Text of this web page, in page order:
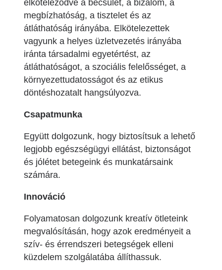
elköteleződve a becsület, a bizalom, a
megbízhatóság, a tisztelet és az
átláthatóság irányába. Elkötelezettek
vagyunk a helyes üzletvezetés irányába
iránta társadalmi egyetértést, az
átláthatóságot, a szociális felelősséget, a
környezettudatosságot és az etikus
döntéshozatalt hangsúlyozva.
Csapatmunka
Együtt dolgozunk, hogy biztosítsuk a lehető
legjobb egészségügyi ellátást, biztonságot
és jólétet betegeink és munkatársaink
számára.
Innováció
Folyamatosan dolgozunk kreatív ötleteink
megvalósításán, hogy azok eredményeit a
szív- és érrendszeri betegségek elleni
küzdelem szolgálatába állíthassuk.